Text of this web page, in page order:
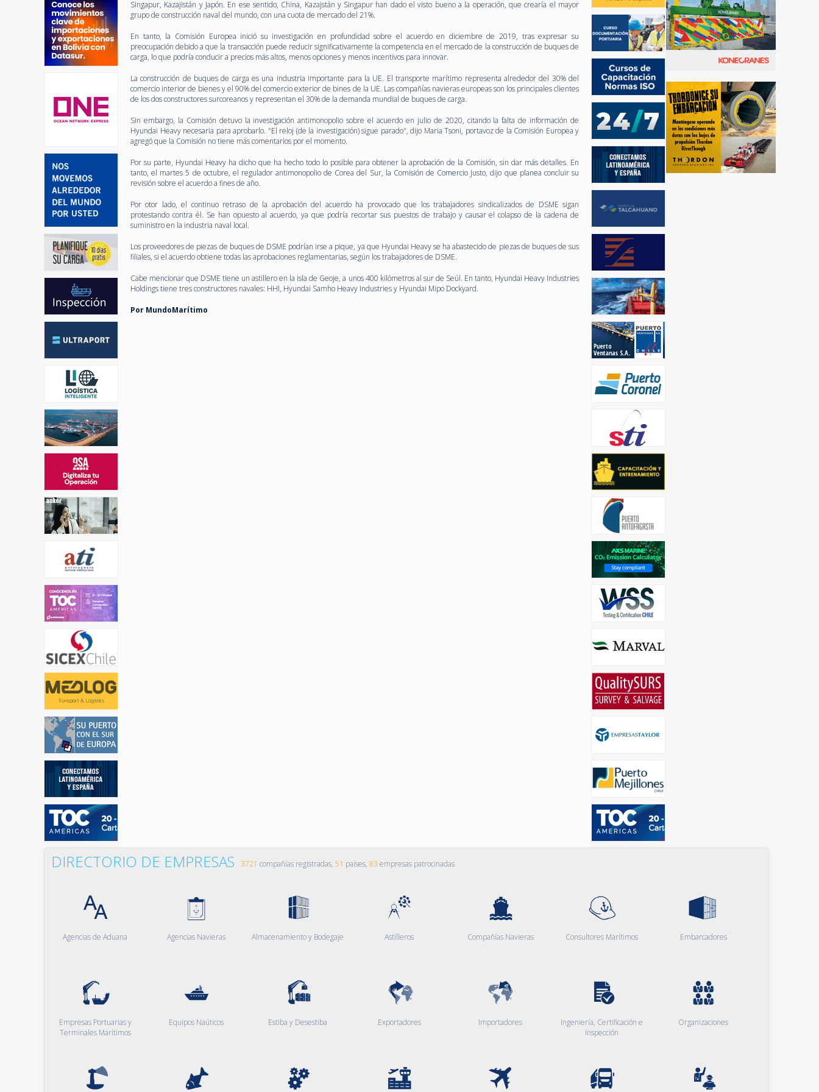
Singapur, Kazajistán y Japón. En ese sentido, China, Kazajstán y Singapur han dado el visto bueno a la operación, que crearía el mayor
grupo de construcción naval del mundo, con una cuota de mercado del 21%.
En tanto, la Comisión Europea inició su investigación en profundidad sobre el acuerdo en diciembre de 2019, tras expresar su
preocupación debido a que la transacción puede reducir significativamente la competencia en el mercado de la construcción de buques de
carga, lo que podría conducir a precios más altos, menos opciones y menos incentivos para innovar.
La construcción de buques de carga es una industria importante para la UE. El transporte marítimo representa alrededor del 30% del
comercio interior de bienes y el 90% del comercio exterior de bines de la UE. Las compañías navieras europeas son los principales clientes
de los dos constructores surcoreanos y representan el 30% de la demanda mundial de buques de carga.
Sin embargo, la Comisión detuvo la investigación antimonopolio sobre el acuerdo en julio de 2020, citando la falta de información de
Hyundai Heavy necesaria para aprobarlo. "El reloj (de la investigación) sigue parado", dijo Maria Tsoni, portavoz de la Comisión Europea y
agregó que la Comisión no tiene más comentarios por el momento.
Por su parte, Hyundai Heavy ha dicho que ha hecho todo lo posible para obtener la aprobación de la Comisión, sin dar más detalles. En
tanto, el martes 5 de octubre, el regulador antimonopolio de Corea del Sur, la Comisión de Comercio Justo, dijo que planea concluir su
revisión sobre el acuerdo a fines de año.
Por otor lado, el continuo retraso de la aprobación del acuerdo ha provocado que los trabajadores sindicalizados de DSME sigan
protestando contra él. Se han opuesto al acuerdo, ya que podría recortar sus puestos de trabajo y causar el colapso de la cadena de
suministro en la industria naval local.
Los proveedores de piezas de buques de DSME podrían irse a pique, ya que Hyundai Heavy se ha abastecido de piezas de buques de sus
filiales, si el acuerdo obtiene todas las aprobaciones reglamentarias, según los trabajadores de DSME.
Cabe mencionar que DSME tiene un astillero en la isla de Geoje, a unos 400 kilómetros al sur de Seúl. En tanto, Hyundai Heavy Industries
Holdings tiene tres constructores navales: HHI, Hyundai Samho Heavy Industries y Hyundai Mipo Dockyard.
Por MundoMarítimo
DIRECTORIO DE EMPRESAS 3721 compañías registradas, 51 países, 83 empresas patrocinadas
Agencias de Aduana Agencias Navieras Almacenamiento y Bodegaje Astilleros Compañías Navieras Consultores Marítimos Embarcadores
Empresas Portuarias y
Terminales Marítimos
Equipos Naúticos Estiba y Desestiba Exportadores Importadores
Ingeniería, Certificación e
Inspección
Organizaciones